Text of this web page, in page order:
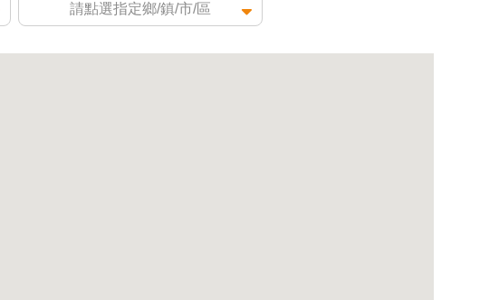
請點選指定鄉/鎮/市/區